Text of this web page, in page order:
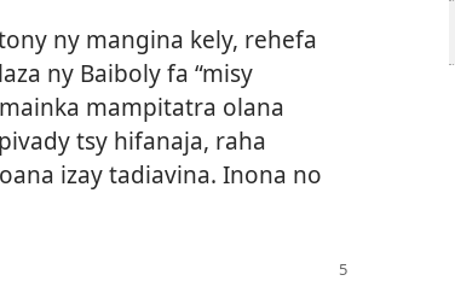
ny mangina kely, rehefa
ny Baiboly fa “misy
mampitatra olana
tsy hifanaja, raha
izay tadiavina. Inona no